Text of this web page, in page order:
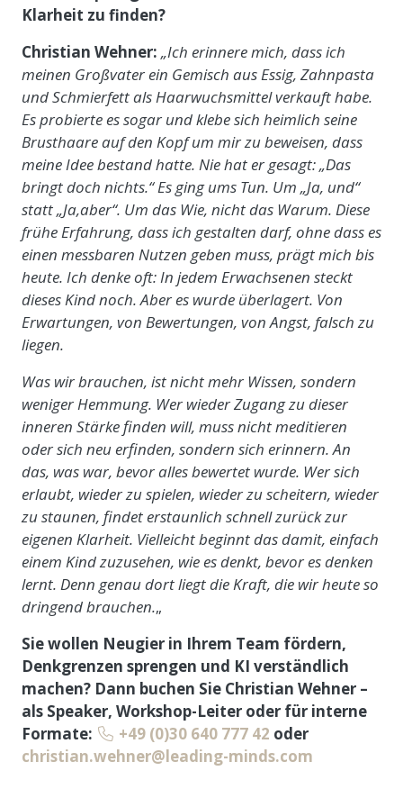
Klarheit zu finden?
Christian Wehner: „Ich erinnere mich, dass ich
meinen Großvater ein Gemisch aus Essig, Zahnpasta
und Schmierfett als Haarwuchsmittel verkauft habe.
Es probierte es sogar und klebe sich heimlich seine
Brusthaare auf den Kopf um mir zu beweisen, dass
meine Idee bestand hatte. Nie hat er gesagt: „Das
bringt doch nichts.“ Es ging ums Tun. Um „Ja, und“
statt „Ja,aber“. Um das Wie, nicht das Warum. Diese
frühe Erfahrung, dass ich gestalten darf, ohne dass es
einen messbaren Nutzen geben muss, prägt mich bis
heute. Ich denke oft: In jedem Erwachsenen steckt
dieses Kind noch. Aber es wurde überlagert. Von
Erwartungen, von Bewertungen, von Angst, falsch zu
liegen.
Was wir brauchen, ist nicht mehr Wissen, sondern
weniger Hemmung. Wer wieder Zugang zu dieser
inneren Stärke finden will, muss nicht meditieren
oder sich neu erfinden, sondern sich erinnern. An
das, was war, bevor alles bewertet wurde. Wer sich
erlaubt, wieder zu spielen, wieder zu scheitern, wieder
zu staunen, findet erstaunlich schnell zurück zur
eigenen Klarheit. Vielleicht beginnt das damit, einfach
einem Kind zuzusehen, wie es denkt, bevor es denken
lernt. Denn genau dort liegt die Kraft, die wir heute so
dringend brauchen.„
Sie wollen Neugier in Ihrem Team fördern,
Denkgrenzen sprengen und KI verständlich
machen? Dann buchen Sie Christian Wehner –
als Speaker, Workshop-Leiter oder für interne
Formate:
+49 (0)30 640 777 42 oder
christian.wehner@leading-minds.com